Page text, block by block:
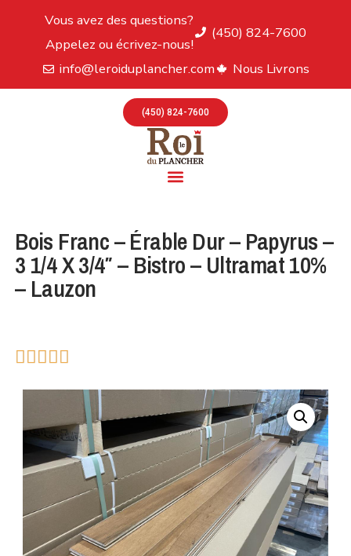
Vous avez des questions?
Appelez ou écrivez-nous!
(450) 824-7600
info@leroiduplancher.com Nous Livrons
(450) 824-7600
Bois Franc – Érable Dur – Papyrus –
3 1/4 X 3/4″ – Bistro – Ultramat 10%
– Lauzon
